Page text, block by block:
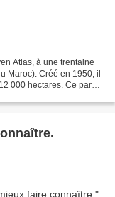
Atlas, à une trentaine
Maroc). Créé en 1950, il
000 hectares. Ce parc a